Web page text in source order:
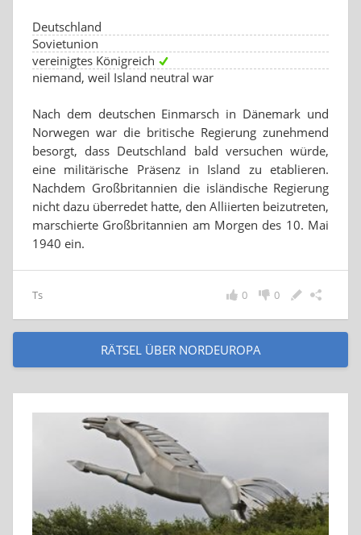
Deutschland
Sovietunion
vereinigtes Königreich
niemand, weil Island neutral war
Nach dem deutschen Einmarsch in Dänemark und
Norwegen war die britische Regierung zunehmend
besorgt, dass Deutschland bald versuchen würde,
eine militärische Präsenz in Island zu etablieren.
Nachdem Großbritannien die isländische Regierung
nicht dazu überredet hatte, den Alliierten beizutreten,
marschierte Großbritannien am Morgen des 10. Mai
1940 ein.
Ts 0
0
RÄTSEL ÜBER NORDEUROPA